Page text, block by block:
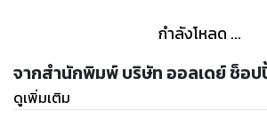
กำลังโหลด ...
จากสำนักพิมพ์ บริษัท ออลเดย์ ช็อป
ดูเพิ่มเติม